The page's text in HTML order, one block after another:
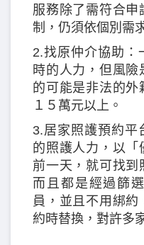
服務除了需符合申
制，仍須依個別需
2.找原仲介協助：
時的人力，但風
的可能是非法的外
１５萬元以上。
3.居家照護預約平
的照護人力，以「
前一天，就可找到
而且都是經過篩
員，並且不用綁
約時替換，對許多